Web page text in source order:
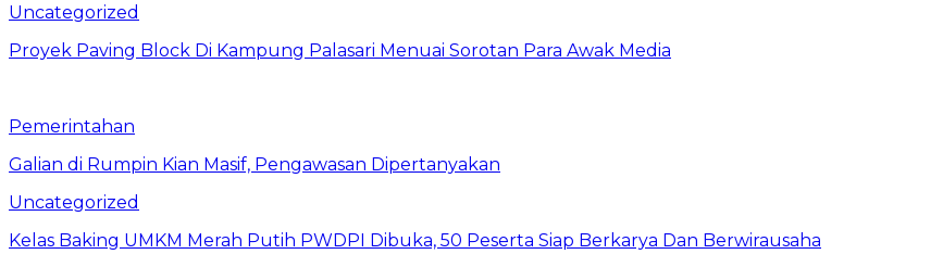
Uncategorized
Proyek Paving Block Di Kampung Palasari Menuai Sorotan Para Awak Media
Pemerintahan
Galian di Rumpin Kian Masif, Pengawasan Dipertanyakan
Uncategorized
Kelas Baking UMKM Merah Putih PWDPI Dibuka, 50 Peserta Siap Berkarya Dan Berwirausaha